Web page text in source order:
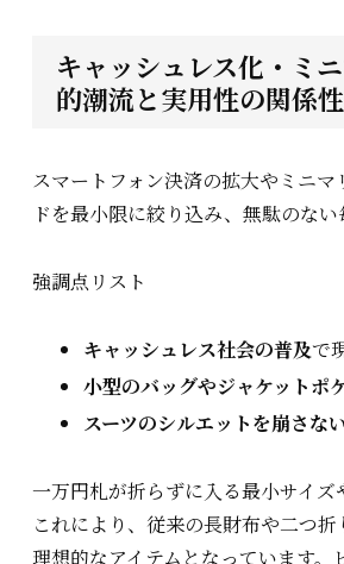
キャッシュレス化・ミ
的潮流と実用性の関係性
スマートフォン決済の拡大やミニマ
ドを最小限に絞り込み、無駄のな
強調点リスト
キャッシュレス社会の普及で
小型のバッグやジャケットポ
スーツのシルエットを崩さな
一万円札が折らずに入る最小サイズ
これにより、従来の長財布や二つ
理想的なアイテムとなっています